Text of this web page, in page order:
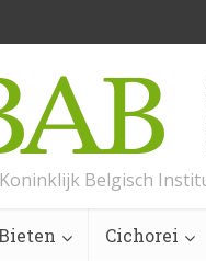
Koninklijk Belgisch
Cichorei